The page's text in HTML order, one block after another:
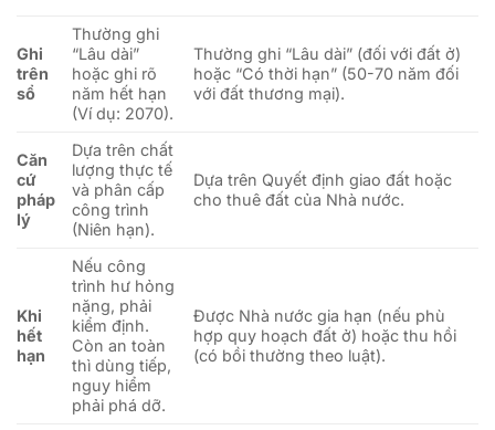
Ghi
trên
sổ
Thường ghi
“Lâu dài”
hoặc ghi rõ
năm hết hạn
(Ví dụ: 2070).
Thường ghi “Lâu dài” (đối với đất ở)
hoặc “Có thời hạn” (50-70 năm đối
với đất thương mại).
Căn
cứ
pháp
lý
Dựa trên chất
lượng thực tế
và phân cấp
công trình
(Niên hạn).
Dựa trên Quyết định giao đất hoặc
cho thuê đất của Nhà nước.
Khi
hết
hạn
Nếu công
trình hư hỏng
nặng, phải
kiểm định.
Còn an toàn
thì dùng tiếp,
nguy hiểm
phải phá dỡ.
Được Nhà nước gia hạn (nếu phù
hợp quy hoạch đất ở) hoặc thu hồi
(có bồi thường theo luật).